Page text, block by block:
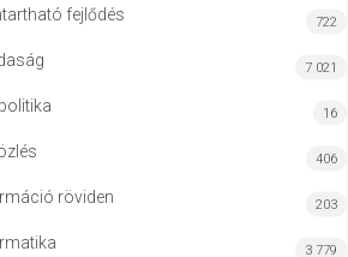
fejlődés 722
7 021
16
406
röviden 203
3 779